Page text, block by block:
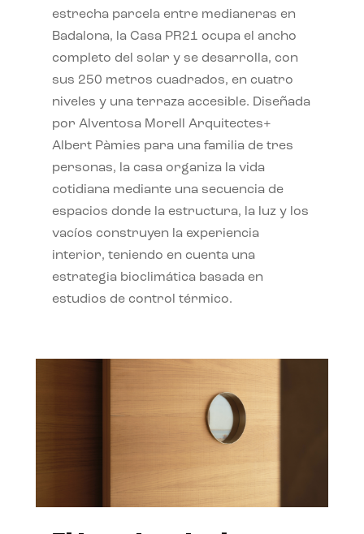
estrecha parcela entre medianeras en
Badalona, la Casa PR21 ocupa el ancho
completo del solar y se desarrolla, con
sus 250 metros cuadrados, en cuatro
niveles y una terraza accesible. Diseñada
por Alventosa Morell Arquitectes+
Albert Pàmies para una familia de tres
personas, la casa organiza la vida
cotidiana mediante una secuencia de
espacios donde la estructura, la luz y los
vacíos construyen la experiencia
interior, teniendo en cuenta una
estrategia bioclimática basada en
estudios de control térmico.